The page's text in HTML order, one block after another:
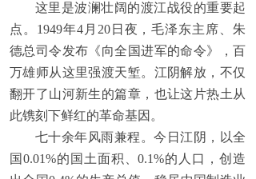
这里是波澜壮阔的渡江战役的重要起
点。1949年4月20日夜，毛泽东主席、朱
德总司令发布《向全国进军的命令》，百
万雄师从这里强渡天堑。江阴解放，不仅
翻开了山河新生的篇章，也让这片热土从
此镌刻下鲜红的革命基因。
七十余年风雨兼程。今日江阴，以全
国0.01%的国土面积、0.1%的人口，创造